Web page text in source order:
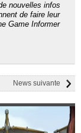
nouvelles infos
de faire leur
Game Informer
News suivante